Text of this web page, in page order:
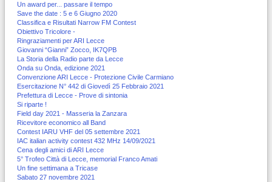
Un award per... passare il tempo
Save the date : 5 e 6 Giugno 2020
Classifica e Risultati Narrow FM Contest
Obiettivo Tricolore -
Ringraziamenti per ARI Lecce
Giovanni “Gianni” Zocco, IK7QPB
La Storia della Radio parte da Lecce
Onda su Onda, edizione 2021
Convenzione ARI Lecce - Protezione Civile Carmiano
Esercitazione N° 442 di Giovedì 25 Febbraio 2021
Prefettura di Lecce - Prove di sintonia
Si riparte !
Field day 2021 - Masseria la Zanzara
Ricevitore economico all Band
Contest IARU VHF del 05 settembre 2021
IAC italian activity contest 432 MHz 14/09/2021
Cena degli amici di ARI Lecce
5° Trofeo Città di Lecce, memorial Franco Amati
Un fine settimana a Tricase
Sabato 27 novembre 2021